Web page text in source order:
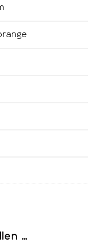
…